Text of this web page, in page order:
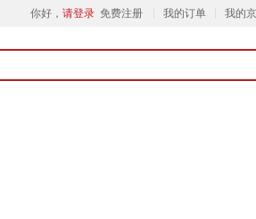
你好， 请登录 免费注册 我的订单 我的